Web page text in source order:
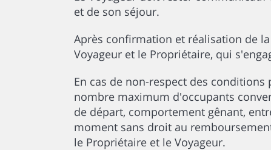
et de son séjour.
Après confirmation et réalisation de
Voyageur et le Propriétaire, qui
En cas de non-respect des
nombre maximum d'occupants
de départ, comportement gênant,
moment sans droit au
le Propriétaire et le Voyageur.